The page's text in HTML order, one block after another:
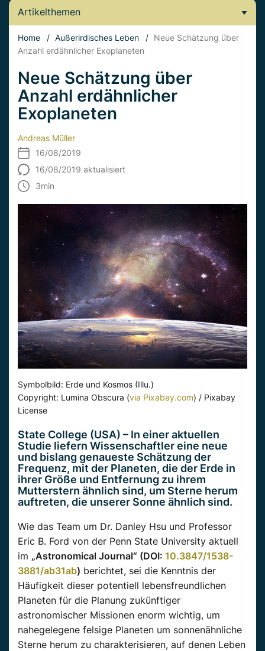
Artikelthemen
Home / Außerirdisches Leben / Neue Schätzung über
Anzahl erdähnlicher Exoplaneten
Neue Schätzung über
Anzahl erdähnlicher
Exoplaneten
Andreas Müller
16/08/2019
16/08/2019 aktualisiert
3min
Symbolbild: Erde und Kosmos (Illu.)
Copyright: Lumina Obscura (via Pixabay.com) / Pixabay
License
State College (USA) – In einer aktuellen
Studie liefern Wissenschaftler eine neue
und bislang genaueste Schätzung der
Frequenz, mit der Planeten, die der Erde in
ihrer Größe und Entfernung zu ihrem
Mutterstern ähnlich sind, um Sterne herum
auftreten, die unserer Sonne ähnlich sind.
Wie das Team um Dr. Danley Hsu und Professor
Eric B. Ford von der Penn State University aktuell
im „Astronomical Journal“ (DOI: 10.3847/1538-
3881/ab31ab) berichtet, sei die Kenntnis der
Häufigkeit dieser potentiell lebensfreundlichen
Planeten für die Planung zukünftiger
astronomischer Missionen enorm wichtig, um
nahegelegene felsige Planeten um sonnenähnliche
Sterne herum zu charakterisieren, auf denen Leben